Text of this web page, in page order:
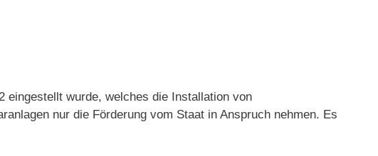
eingestellt wurde, welches die Installation von
nur die Förderung vom Staat in Anspruch nehmen. Es